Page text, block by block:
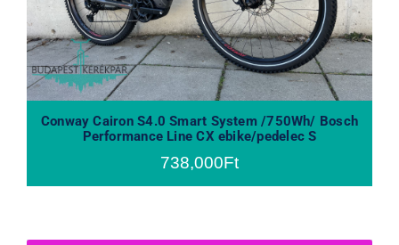
Conway Cairon S4.0 Smart System /750Wh/ Bosch
Performance Line CX ebike/pedelec S
738,000Ft